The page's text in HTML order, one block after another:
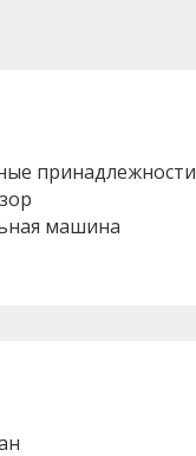
принадлежности
машина